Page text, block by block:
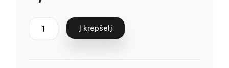
Į krepšelį